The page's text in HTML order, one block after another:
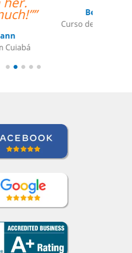
Castro
Italiano em Santos